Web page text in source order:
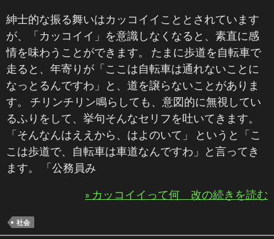
紳士的な振る舞いはカッコイイこととされています
が、「カッコイイ」を意識しなくなると、素直に感
情を味わうことができます。 たまに歩道を自転車で
走ると、年寄りが「ここは自転車は通れないことに
なっとるんですわ」と、道を譲らないことがありま
す。 チリンチリン鳴らしても、意図的に無視してい
るふりをして、挙句そんなセリフを吐いてきます。
「そんなんはええから、はよのいて」 というと「こ
こは歩道で、自転車は車道なんですわ」と言ってき
ます。 「公務員み
» カッコイイって何 改の続きを読む
社会